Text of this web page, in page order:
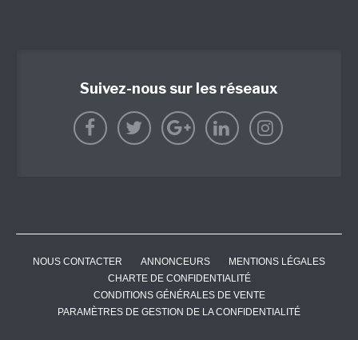
Suivez-nous sur les réseaux
NOUS CONTACTER ANNONCEURS
MENTIONS LÉGALES
CHARTE DE CONFIDENTIALITÉ
CONDITIONS GÉNÉRALES DE VENTE
PARAMÈTRES DE GESTION DE LA CONFIDENTIALITÉ